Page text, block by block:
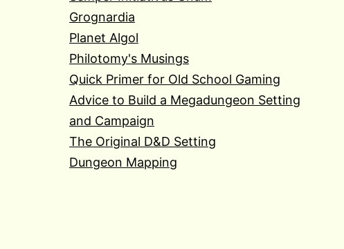
Grognardia
Planet Algol
Philotomy's Musings
Quick Primer for Old School Gaming
Advice to Build a Megadungeon Setting
and Campaign
The Original D&D Setting
Dungeon Mapping